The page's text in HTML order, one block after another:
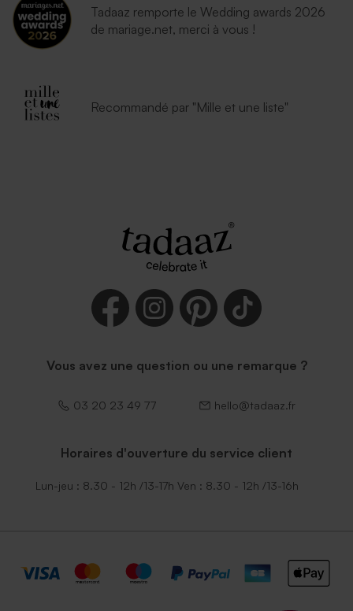
Enveloppe naissance rouille
petit format
terracotta
émeraude
Tadaaz remporte le Wedding awards 2026
de mariage.net, merci à vous !
Recommandé par "Mille et une liste"
Vous avez une question ou une remarque ?
03 20 23 49 77 hello@tadaaz.fr
Horaires d'ouverture du service client
Lun-jeu : 8.30 - 12h /13-17h Ven : 8.30 - 12h /13-16h